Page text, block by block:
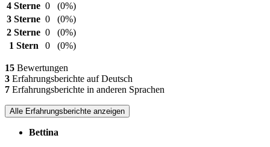
4 Sterne 0
(0%)
3 Sterne 0
(0%)
2 Sterne 0
(0%)
1 Stern
0 (0%)
15 Bewertungen
3 Erfahrungsberichte auf Deutsch
7 Erfahrungsberichte in anderen Sprachen
Alle Erfahrungsberichte anzeigen
Bettina